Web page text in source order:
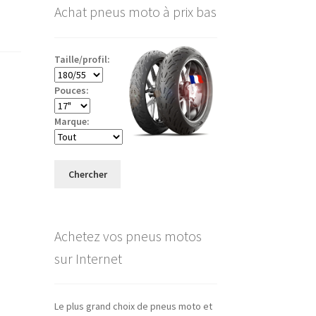
Achat pneus moto à prix bas
Taille/profil:
Pouces:
Marque:
Chercher
Achetez vos pneus motos
sur Internet
Le plus grand choix de pneus moto et